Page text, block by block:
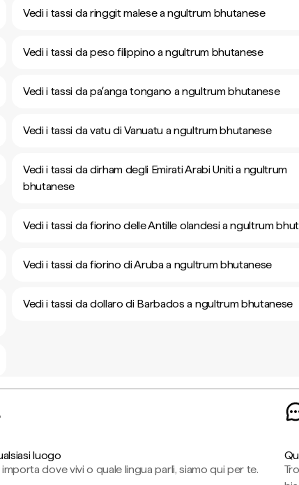
Vedi i tassi da ringgit malese a ngultrum bhutanese
Vedi i tassi da peso filippino a ngultrum bhutanese
Vedi i tassi da paʻanga tongano a ngultrum bhutanese
Vedi i tassi da vatu di Vanuatu a ngultrum bhutanese
Vedi i tassi da dirham degli Emirati Arabi Uniti a ngultrum
bhutanese
Vedi i tassi da fiorino delle Antille olandesi a ngultrum
Vedi i tassi da fiorino di Aruba a ngultrum bhutanese
Vedi i tassi da dollaro di Barbados a ngultrum bhutanese
luogo
dove vivi o quale lingua parli, siamo qui per te.